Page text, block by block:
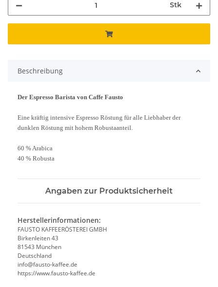
Stk
Beschreibung
Der Espresso Barista von Caffe Fausto
Eine kräftig intensive Espresso Röstung für alle Liebhaber der
dunklen Röstung mit hohem Robustaanteil.
60 % Arabica
40 % Robusta
Angaben zur Produktsicherheit
Herstellerinformationen:
FAUSTO KAFFEERÖSTEREI GMBH
Birkenleiten 43
81543 München
Deutschland
info@fausto-kaffee.de
https://www.fausto-kaffee.de